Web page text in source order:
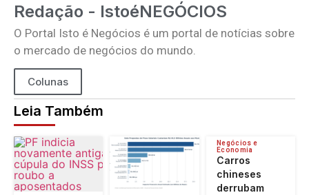
Redação - IstoéNEGÓCIOS
O Portal Isto é Negócios é um portal de notícias sobre
o mercado de negócios do mundo.
Colunas
Leia Também
Negócios e
Economia
Carros
chineses
derrubam